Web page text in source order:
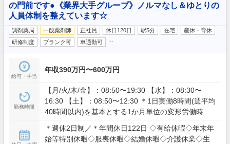
の門前です●《業界大手グループ》ノルマなし＆ゆとりの
人員体制を整えています☆
調剤薬局 一般薬剤師 正社員 休日120日 駅5分 在宅
産休・育休
研修制度
ブランク可 車通勤可
給与・手当
年収390万円〜600万円
勤務時間
【月/火/木/金】：08:50〜19:30 【水】：08:30〜
16:30 【土】：08:50〜12:30 ＊1日実働8時間(週平均
40時間以内)を基本とする1か月単位の変形労働時間
＊週休2日制／＊年間休日122日 ◇有給休暇◇年末年
始等特別休暇◇服喪休暇◇結婚休暇◇介護休業◇生